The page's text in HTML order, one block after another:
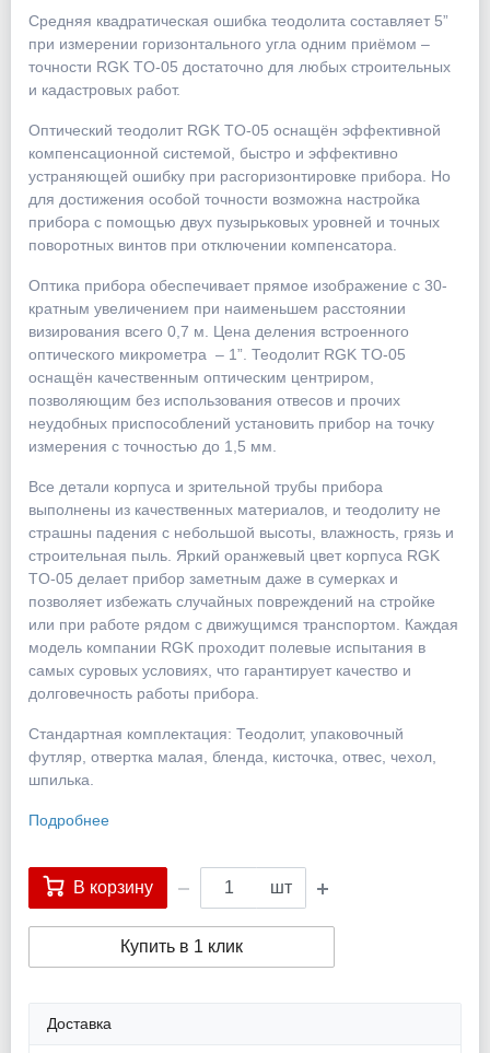
Средняя квадратическая ошибка теодолита составляет 5”
при измерении горизонтального угла одним приёмом –
точности RGK TO-05 достаточно для любых строительных
и кадастровых работ.
Оптический теодолит RGK TO-05 оснащён эффективной
компенсационной системой, быстро и эффективно
устраняющей ошибку при расгоризонтировке прибора. Но
для достижения особой точности возможна настройка
прибора с помощью двух пузырьковых уровней и точных
поворотных винтов при отключении компенсатора.
Оптика прибора обеспечивает прямое изображение с 30-
кратным увеличением при наименьшем расстоянии
визирования всего 0,7 м. Цена деления встроенного
оптического микрометра – 1”. Теодолит RGK TO-05
оснащён качественным оптическим центриром,
позволяющим без использования отвесов и прочих
неудобных приспособлений установить прибор на точку
измерения с точностью до 1,5 мм.
Все детали корпуса и зрительной трубы прибора
выполнены из качественных материалов, и теодолиту не
страшны падения с небольшой высоты, влажность, грязь и
строительная пыль. Яркий оранжевый цвет корпуса RGK
TO-05 делает прибор заметным даже в сумерках и
позволяет избежать случайных повреждений на стройке
или при работе рядом с движущимся транспортом. Каждая
модель компании RGK проходит полевые испытания в
самых суровых условиях, что гарантирует качество и
долговечность работы прибора.
Стандартная комплектация: Теодолит, упаковочный
футляр, отвертка малая, бленда, кисточка, отвес, чехол,
шпилька.
Подробнее
В корзину шт
Купить в 1 клик
Доставка